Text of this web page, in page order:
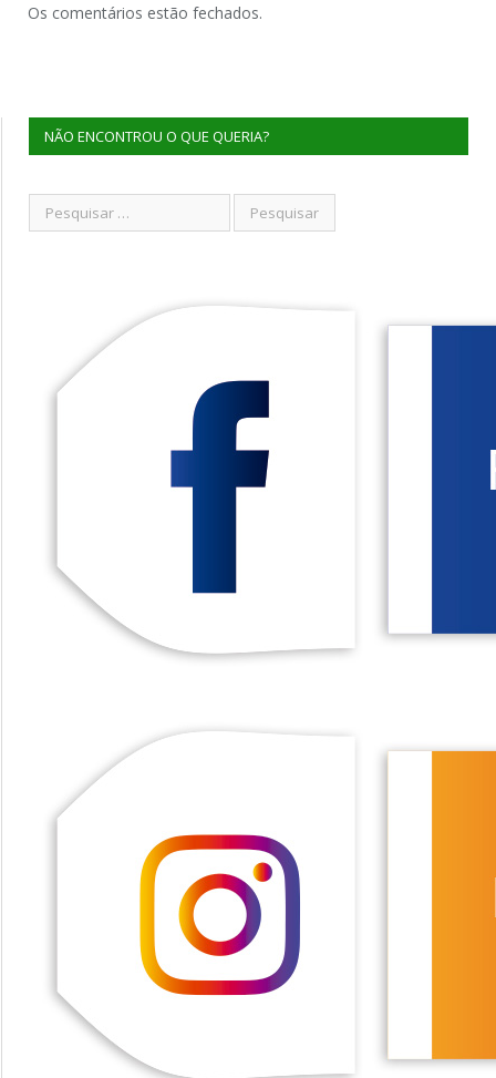
Os comentários estão fechados.
NÃO ENCONTROU O QUE QUERIA?